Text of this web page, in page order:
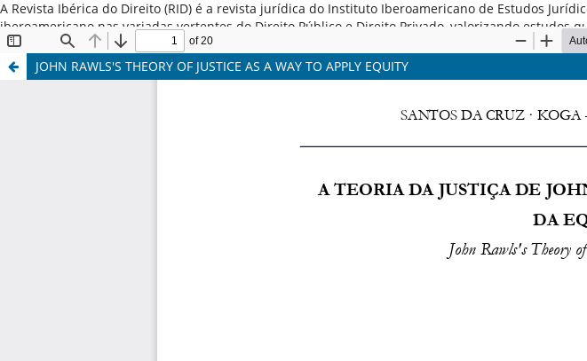
A Revista Ibérica do Direito (RID) é a revista jurídica do Instituto Iberoamericano de Estudos
iberoamericano nas variadas vertentes do Direito Público e Direito Privado, valorizando
Latina, Espanha e Portugal. ISSN: 2184-7487
JOHN RAWLS'S THEORY OF JUSTICE AS A WAY TO APPLY EQUITY